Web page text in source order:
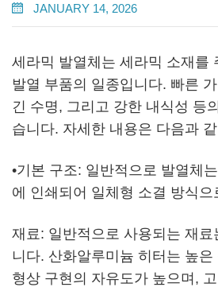
JANUARY 14, 2026
세라믹 발열체는 세라믹 소재를
발열 부품의 일종입니다. 빠른
긴 수명, 그리고 강한 내식성 등
습니다. 자세한 내용은 다음과
•기본 구조: 일반적으로 발열체
에 인쇄되어 일체형 소결 방식으
재료: 일반적으로 사용되는 재료
니다. 산화알루미늄 히터는 높
형상 구현의 자유도가 높으며,